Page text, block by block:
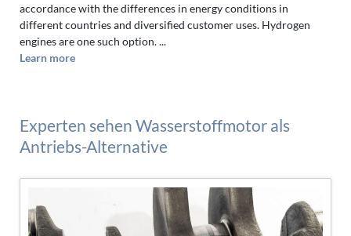
accordance with the differences in energy conditions in
different countries and diversified customer uses. Hydrogen
engines are one such option. ...
Learn more
Experten sehen Wasserstoffmotor als
Antriebs-Alternative